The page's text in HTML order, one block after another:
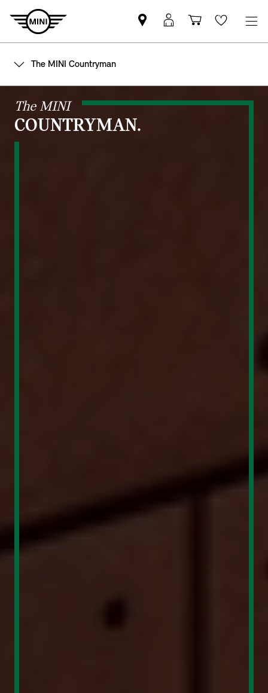
Find
MINI
MyMini
login
Shopping
cart
Wishlist
The MINI Countryman
The MINI
COUNTRYMAN.